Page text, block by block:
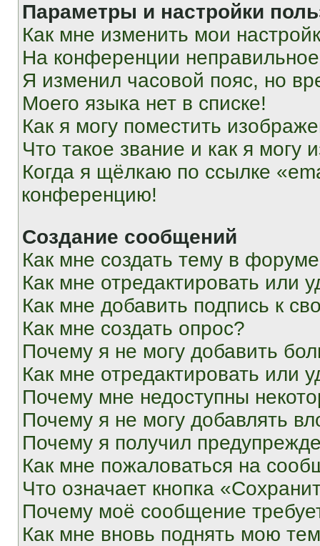
Параметры и настройки
Как мне изменить мои
На конференции
Я изменил часовой пояс, но
Моего языка нет в списке!
Как я могу поместить
Что такое звание и как я могу
Когда я щёлкаю по ссылке
конференцию!
Создание сообщений
Как мне создать тему в
Как мне отредактировать или
Как мне добавить подпись к
Как мне создать опрос?
Почему я не могу добавить
Как мне отредактировать или
Почему мне недоступны
Почему я не могу добавлять
Почему я получил
Как мне пожаловаться на
Что означает кнопка
Почему моё сообщение
Как мне вновь поднять мою